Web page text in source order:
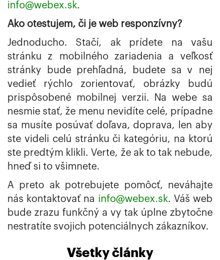
info@webex.sk.
Ako otestujem, či je web responzívny?
Jednoducho. Stačí, ak prídete na vašu
stránku z mobilného zariadenia a veľkosť
stránky bude prehľadná, budete sa v nej
vedieť rýchlo zorientovať, obrázky budú
prispôsobené mobilnej verzii. Na webe sa
nesmie stať, že menu nevidíte celé, prípadne
sa musíte posúvať doľava, doprava, len aby
ste videli celú stránku či kategóriu, na ktorú
ste predtým klikli. Verte, že ak to tak nebude,
hneď si to všimnete.
A preto ak potrebujete pomôcť, neváhajte
nás kontaktovať na info@webex.sk. Váš web
bude zrazu funkčný a vy tak úplne zbytočne
nestratíte svojich potenciálnych zákazníkov.
Všetky články